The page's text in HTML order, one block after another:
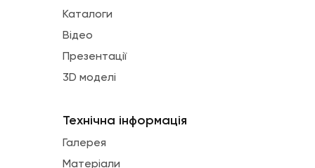
Каталоги
Відео
Презентації
3D моделі
Технічна інформація
Галерея
Матеріали